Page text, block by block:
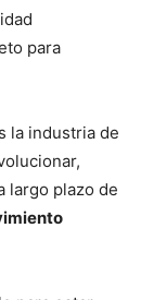
para
la industria de
largo plazo de